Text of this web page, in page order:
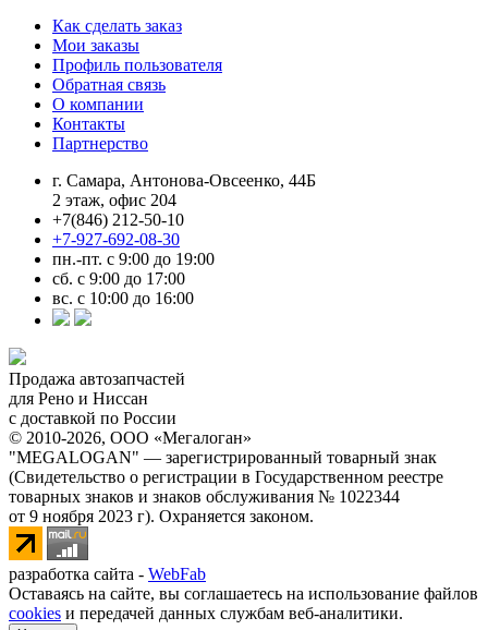
Как сделать заказ
Мои заказы
Профиль пользователя
Обратная связь
О компании
Контакты
Партнерство
г. Самара, Антонова-Овсеенко, 44Б
2 этаж, офис 204
+7(846) 212-50-10
+7-927-692-08-30
пн.-пт. с 9:00 до 19:00
сб. с 9:00 до 17:00
вс. с 10:00 до 16:00
Продажа автозапчастей
для Рено и Ниссан
с доставкой по России
© 2010-2026, ООО «Мегалоган»
"MEGALOGAN" — зарегистрированный товарный знак
(Свидетельство о регистрации в Государственном реестре
товарных знаков и знаков обслуживания № 1022344
от 9 ноября 2023 г). Охраняется законом.
разработка сайта - WebFab
Оставаясь на сайте, вы соглашаетесь на использование файлов
cookies и передачей данных службам веб-аналитики.